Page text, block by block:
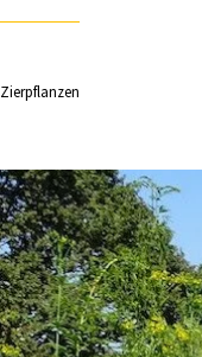
Zierpflanzen